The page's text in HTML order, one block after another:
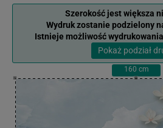
Szerokość jest większa
Wydruk zostanie podzielony
Istnieje możliwość
Pokaż podział
160 cm